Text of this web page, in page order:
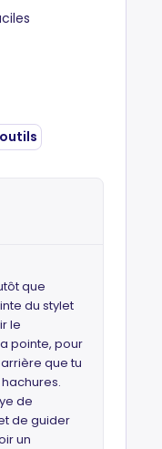
que
du stylet
le
pointe, pour
que tu
de
de guider
un